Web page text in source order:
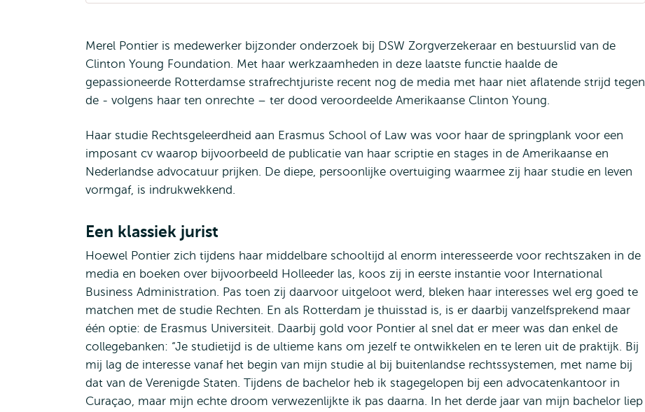
Merel Pontier is medewerker bijzonder onderzoek bij DSW Zorgverzekeraar en bestuurslid van de
Clinton Young Foundation. Met haar werkzaamheden in deze laatste functie haalde de
gepassioneerde Rotterdamse strafrechtjuriste recent nog de media met haar niet aflatende strijd tegen
de - volgens haar ten onrechte – ter dood veroordeelde Amerikaanse Clinton Young.
Haar studie Rechtsgeleerdheid aan Erasmus School of Law was voor haar de springplank voor een
imposant cv waarop bijvoorbeeld de publicatie van haar scriptie en stages in de Amerikaanse en
Nederlandse advocatuur prijken. De diepe, persoonlijke overtuiging waarmee zij haar studie en leven
vormgaf, is indrukwekkend.
Een klassiek jurist
Hoewel Pontier zich tijdens haar middelbare schooltijd al enorm interesseerde voor rechtszaken in de
media en boeken over bijvoorbeeld Holleeder las, koos zij in eerste instantie voor International
Business Administration. Pas toen zij daarvoor uitgeloot werd, bleken haar interesses wel erg goed te
matchen met de studie Rechten. En als Rotterdam je thuisstad is, is er daarbij vanzelfsprekend maar
één optie: de Erasmus Universiteit. Daarbij gold voor Pontier al snel dat er meer was dan enkel de
collegebanken: “Je studietijd is de ultieme kans om jezelf te ontwikkelen en te leren uit de praktijk. Bij
mij lag de interesse vanaf het begin van mijn studie al bij buitenlandse rechtssystemen, met name bij
dat van de Verenigde Staten. Tijdens de bachelor heb ik stagegelopen bij een advocatenkantoor in
Curaçao, maar mijn echte droom verwezenlijkte ik pas daarna. In het derde jaar van mijn bachelor liep